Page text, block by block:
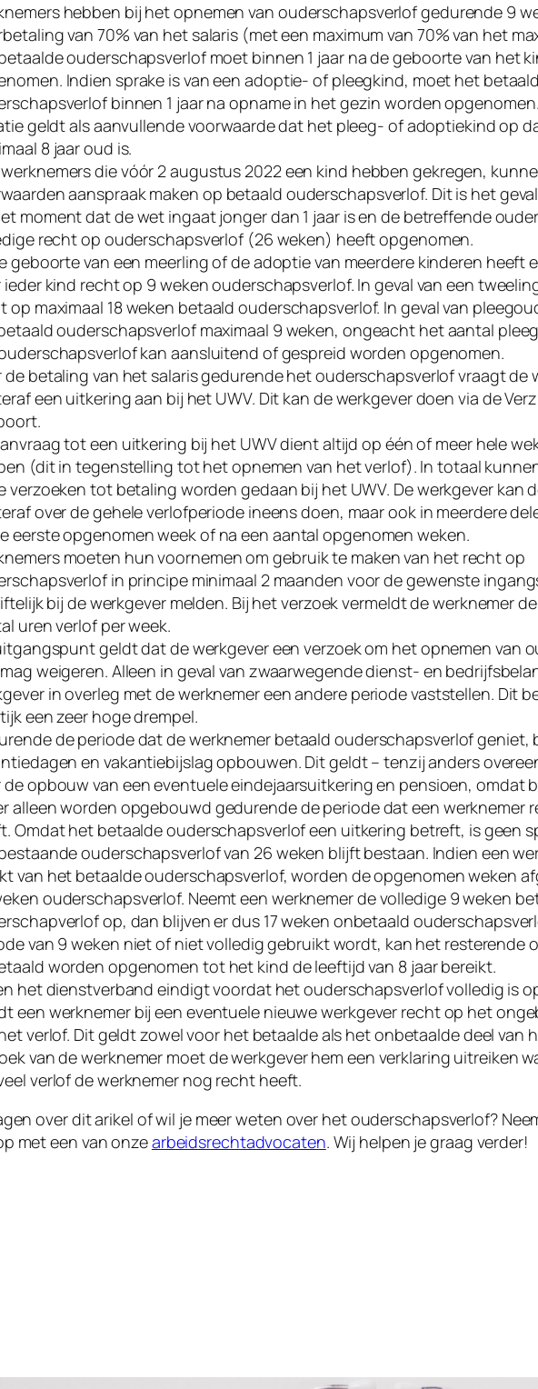
hebben bij het opnemen van ouderschapsverlof gedurende 9
van 70% van het salaris (met een maximum van 70% van het
ouderschapsverlof moet binnen 1 jaar na de geboorte van het
Indien sprake is van een adoptie- of pleegkind, moet het betaald
binnen 1 jaar na opname in het gezin worden
geldt als aanvullende voorwaarde dat het pleeg- of adoptiekind op
8 jaar oud is.
die vóór 2 augustus 2022 een kind hebben gekregen,
aanspraak maken op betaald ouderschapsverlof. Dit is het
moment dat de wet ingaat jonger dan 1 jaar is en de betreffende
recht op ouderschapsverlof (26 weken) heeft opgenomen.
geboorte van een meerling of de adoptie van meerdere kinderen heeft
ieder kind recht op 9 weken ouderschapsverlof. In geval van een
op maximaal 18 weken betaald ouderschapsverlof. In geval van
ouderschapsverlof maximaal 9 weken, ongeacht het aantal
kan aansluitend of gespreid worden opgenomen.
de betaling van het salaris gedurende het ouderschapsverlof vraagt de
een uitkering aan bij het UWV. Dit kan de werkgever doen via de
tot een uitkering bij het UWV dient altijd op één of meer hele
(dit in tegenstelling tot het opnemen van het verlof). In totaal
verzoeken tot betaling worden gedaan bij het UWV. De werkgever kan
over de gehele verlofperiode ineens doen, maar ook in meerdere
eerste opgenomen week of na een aantal opgenomen weken.
moeten hun voornemen om gebruik te maken van het recht op
in principe minimaal 2 maanden voor de gewenste
bij de werkgever melden. Bij het verzoek vermeldt de werknemer
uren verlof per week.
geldt dat de werkgever een verzoek om het opnemen van
weigeren. Alleen in geval van zwaarwegende dienst- en
in overleg met de werknemer een andere periode vaststellen. Dit
een zeer hoge drempel.
de periode dat de werknemer betaald ouderschapsverlof geniet,
en vakantiebijslag opbouwen. Dit geldt – tenzij anders
de opbouw van een eventuele eindejaarsuitkering en pensioen, omdat
alleen worden opgebouwd gedurende de periode dat een werknemer
Omdat het betaalde ouderschapsverlof een uitkering betreft, is geen
ouderschapsverlof van 26 weken blijft bestaan. Indien een
van het betaalde ouderschapsverlof, worden de opgenomen weken
ouderschapsverlof. Neemt een werknemer de volledige 9 weken
op, dan blijven er dus 17 weken onbetaald
van 9 weken niet of niet volledig gebruikt wordt, kan het resterende
worden opgenomen tot het kind de leeftijd van 8 jaar bereikt.
het dienstverband eindigt voordat het ouderschapsverlof volledig is
een werknemer bij een eventuele nieuwe werkgever recht op het
verlof. Dit geldt zowel voor het betaalde als het onbetaalde deel van
van de werknemer moet de werkgever hem een verklaring uitreiken
verlof de werknemer nog recht heeft.
over dit arikel of wil je meer weten over het ouderschapsverlof?
met een van onzearbeidsrechtadvocaten. Wij helpen je graag verder!